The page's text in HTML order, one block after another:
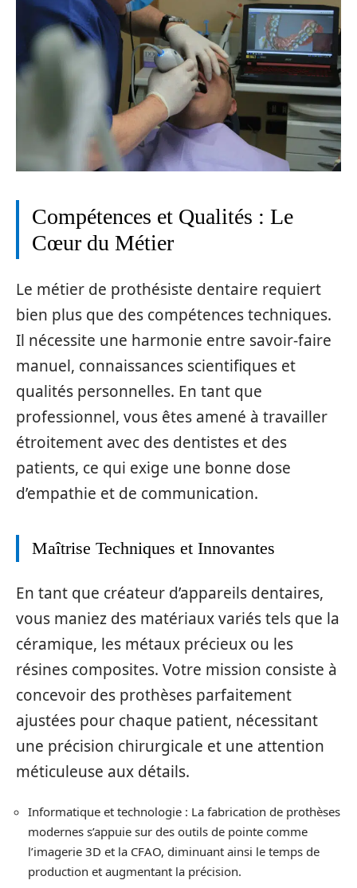
Compétences et Qualités : Le
Cœur du Métier
Le métier de prothésiste dentaire requiert
bien plus que des compétences techniques.
Il nécessite une harmonie entre savoir-faire
manuel, connaissances scientifiques et
qualités personnelles. En tant que
professionnel, vous êtes amené à travailler
étroitement avec des dentistes et des
patients, ce qui exige une bonne dose
d’empathie et de communication.
Maîtrise Techniques et Innovantes
En tant que créateur d’appareils dentaires,
vous maniez des matériaux variés tels que la
céramique, les métaux précieux ou les
résines composites. Votre mission consiste à
concevoir des prothèses parfaitement
ajustées pour chaque patient, nécessitant
une précision chirurgicale et une attention
méticuleuse aux détails.
Informatique et technologie : La fabrication de prothèses
modernes s’appuie sur des outils de pointe comme
l’imagerie 3D et la CFAO, diminuant ainsi le temps de
production et augmentant la précision.